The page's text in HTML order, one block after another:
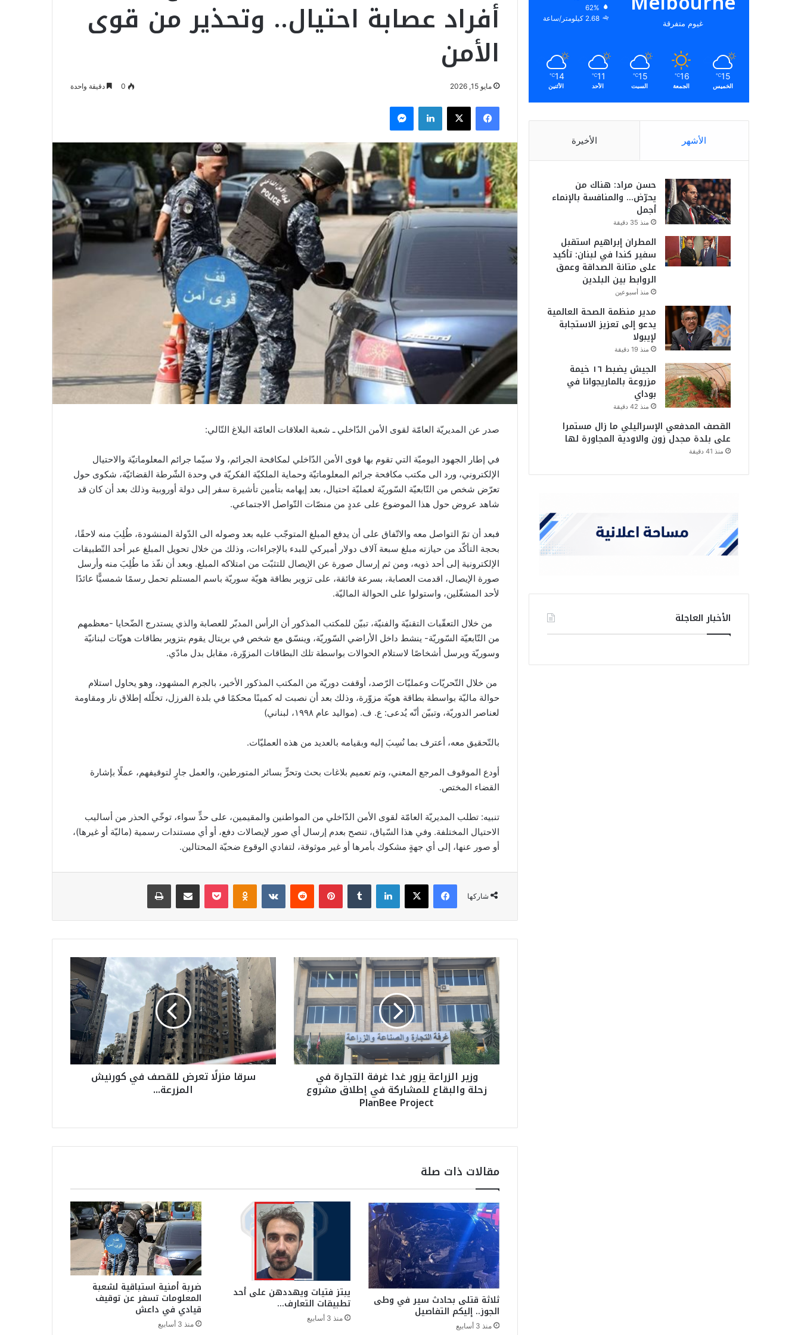
أفراد عصابة احتيال.. وتحذير من قوى
الأمن
مايو 15, 2026 0 دقيقة واحدة
فيسبوك لينكدإن
صدر عن المديريّة العامّة لقوى الأمن الدّاخلي ـ شعبة العلاقات العامّة البلاغ التّالي:
في إطار الجهود اليوميّة التي تقوم بها قوى الأمن الدّاخلي لمكافحة الجرائم، ولا سيّما جرائم المعلوماتيّة والاحتيال
الإلكتروني، ورد الى مكتب مكافحة جرائم المعلوماتيّة وحماية الملكيّة الفكريّة في وحدة الشّرطة القضائيّة، شكوى حول
تعرّض شخص من التّابعيّة السّوريّة لعمليّة احتيال، بعد إيهامه بتأمين تأشيرة سفر إلى دولة أوروبية وذلك بعد أن كان قد
شاهد عروض حول هذا الموضوع على عددٍ من منصّات التّواصل الاجتماعي.
فبعد أن تمّ التواصل معه والاتّفاق على أن يدفع المبلغ المتوجّب عليه بعد وصوله الى الدّولة المنشودة، طُلِبَ منه لاحقًا،
بحجة التأكّد من حيازته مبلغ سبعة آلاف دولار أميركي للبدء بالإجراءات، وذلك من خلال تحويل المبلغ عبر أحد التّطبيقات
الإلكترونية إلى أحد ذويه، ومن ثم إرسال صورة عن الإيصال للتثبّت من امتلاكه المبلغ. وبعد أن نفّذ ما طُلِبَ منه وأرسل
صورة الإيصال، اقدمت العصابة، بسرعة فائقة، على تزوير بطاقة هويّة سوريّة باسم المستلم تحمل رسمًا شمسيًّا عائدًا
لأحد المشغّلين، واستولوا على الحوالة الماليّة.
من خلال التعقّبات التقنيّة والفنيّة، تبيّن للمكتب المذكور أن الرأس المدبّر للعصابة والذي يستدرج الضّحايا -معظمهم
من التّابعيّة السّوريّة- ينشط داخل الأراضي السّوريّة، وينسّق مع شخص في بريتال يقوم بتزوير بطاقات هويّات لبنانيّة
وسوريّة ويرسل أشخاصًا لاستلام الحوالات بواسطة تلك البطاقات المزوّرة، مقابل بدل مادّي.
من خلال التّحريّات وعمليّات الرّصد، أوقفت دوريّة من المكتب المذكور الأخير، بالجرم المشهود، وهو يحاول استلام
حوالة ماليّة بواسطة بطاقة هويّة مزوّرة، وذلك بعد أن نصبت له كمينًا محكمًا في بلدة الفرزل، تخلّله إطلاق نار ومقاومة
لعناصر الدوريّة، وتبيّن أنّه يُدعى: ع. ف. (مواليد عام ١٩٩٨، لبناني)
بالتّحقيق معه، أعترف بما نُسِبَ إليه وبقيامه بالعديد من هذه العمليّات.
أودع الموقوف المرجع المعني، وتم تعميم بلاغات بحث وتحرٍّ بسائر المتورطين، والعمل جارٍ لتوقيفهم، عملًا بإشارة
القضاء المختص.
تنبيه: تطلب المديريّة العامّة لقوى الأمن الدّاخلي من المواطنين والمقيمين، على حدٍّ سواء، توخّي الحذر من أساليب
الاحتيال المختلفة. وفي هذا السّياق، تنصح بعدم إرسال أي صور لإيصالات دفع، أو أي مستندات رسمية (ماليّة أو غيرها)،
أو صور عنها، إلى أي جهةٍ مشكوك بأمرها أو غير موثوقة، لتفادي الوقوع ضحيّة المحتالين.
شاركها
فيسبوك لينكدإن بينتيريست
و
ز
ر
ل
ز
ر
ا
و
ا
غ
ر
ف
ة
ل
ت
ج
ا
ر
ة
ف
وزير الزراعة يزور غدا غرفة التجارة في
زحلة والبقاع للمشاركة في إطلاق مشروع
PlanBee Project
س
ر
ق
ا
م
ن
ز
لً
ا
ل
ف
ي
ك
ر
ن
ي
ش
ا
سرقا منزلًا تعرض للقصف في كورنيش
المزرعة...
مقالات ذات صلة
ثلاثة قتلى بحادث سير في وطى
الجوز.. إليكم التفاصيل
منذ 3 أسابيع
يبتز فتيات ويهددهن على أحد
تطبيقات التعارف…
منذ 3 أسابيع
ضربة أمنية استباقية لشعبة
المعلومات تسفر عن توقيف
قيادي في داعش
منذ 3 أسابيع
غيوم متفرقة
62%
2.68 كيلومتر/ساعة
15
℃
الخميس
16
℃
الجمعة
15
℃
السبت
11
℃
الأحد
14
℃
الأثنين
الأشهر الأخيرة
حسن مراد: هناك من
يحرّض… والمنافسة بالإنماء
أجمل
منذ 35 دقيقة
المطران إبراهيم استقبل
سفير كندا في لبنان: تأكيد
على متانة الصداقة وعمق
الروابط بين البلدين
منذ أسبوعين
مدير منظمة الصحة العالمية
يدعو إلى تعزيز الاستجابة
لإيبولا
منذ 19 دقيقة
الجيش يضبط ١٦ خيمة
مزروعة بالماريجوانا في
بوداي
منذ 42 دقيقة
القصف المدفعي الإسرائيلي ما زال مستمرا
على بلدة مجدل زون والاودية المجاورة لها
منذ 41 دقيقة
الأخبار العاجلة